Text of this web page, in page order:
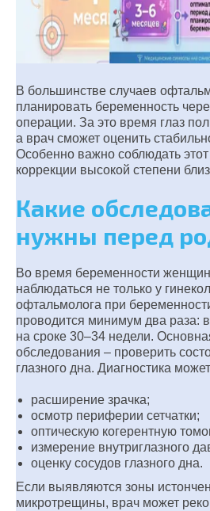
В большинстве случаев
планировать беременность
операции. За это время глаз
а врач сможет оценить
Особенно важно соблюдать
коррекции высокой степени
Какие
нужны перед
Во время беременности
наблюдаться не только у
офтальмолога при
проводится минимум два раза:
на сроке 30–34 недели.
обследования – проверить
глазного дна. Диагностика
расширение зрачка;
осмотр периферии сетчатки;
оптическую когерентную
измерение внутриглазного
оценку сосудов глазного дна.
Если выявляются зоны
микротрещины, врач может